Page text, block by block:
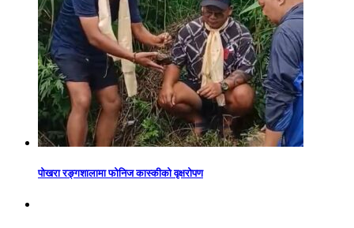
पोखरा रङ्गशालामा फोनिज कास्कीको वृक्षरोपण